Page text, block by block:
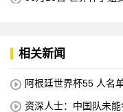
相关新闻
阿根廷世界杯55 人名
资深人士：中国队未